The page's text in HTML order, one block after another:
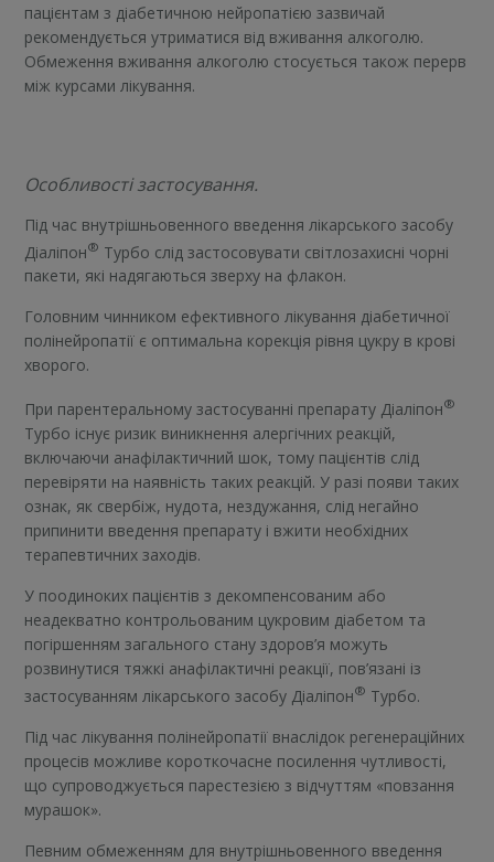
пацієнтам з діабетичною нейропатією зазвичай
рекомендується утриматися від вживання алкоголю.
Обмеження вживання алкоголю стосується також перерв
між курсами лікування.
Особливості застосування.
Під час внутрішньовенного введення лікарського засобу
Діаліпон® Турбо слід застосовувати світлозахисні чорні
пакети, які надягаються зверху на флакон.
Головним чинником ефективного лікування діабетичної
полінейропатії є оптимальна корекція рівня цукру в крові
хворого.
При парентеральному застосуванні препарату Діаліпон®
Турбо існує ризик виникнення алергічних реакцій,
включаючи анафілактичний шок, тому пацієнтів слід
перевіряти на наявність таких реакцій. У разі появи таких
ознак, як свербіж, нудота, нездужання, слід негайно
припинити введення препарату і вжити необхідних
терапевтичних заходів.
У поодиноких пацієнтів з декомпенсованим або
неадекватно контрольованим цукровим діабетом та
погіршенням загального стану здоров’я можуть
розвинутися тяжкі анафілактичні реакції, пов’язані із
застосуванням лікарського засобу Діаліпон® Турбо.
Під час лікування полінейропатії внаслідок регенераційних
процесів можливе короткочасне посилення чутливості,
що супроводжується парестезією з відчуттям «повзання
мурашок».
Певним обмеженням для внутрішньовенного введення